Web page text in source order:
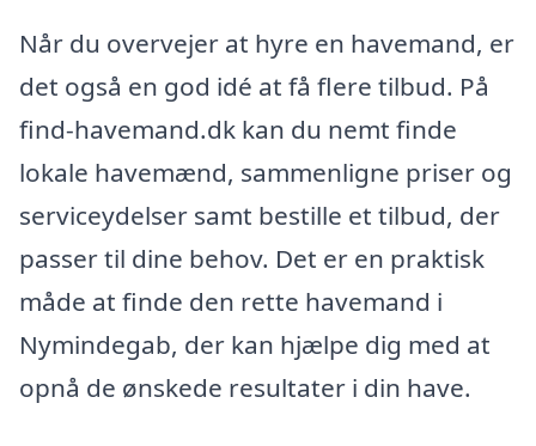
Når du overvejer at hyre en havemand, er
det også en god idé at få flere tilbud. På
find-havemand.dk kan du nemt finde
lokale havemænd, sammenligne priser og
serviceydelser samt bestille et tilbud, der
passer til dine behov. Det er en praktisk
måde at finde den rette havemand i
Nymindegab, der kan hjælpe dig med at
opnå de ønskede resultater i din have.